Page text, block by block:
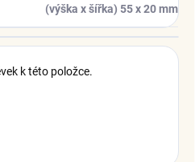
(výška x šířka) 55 x 20 mm
k této položce.